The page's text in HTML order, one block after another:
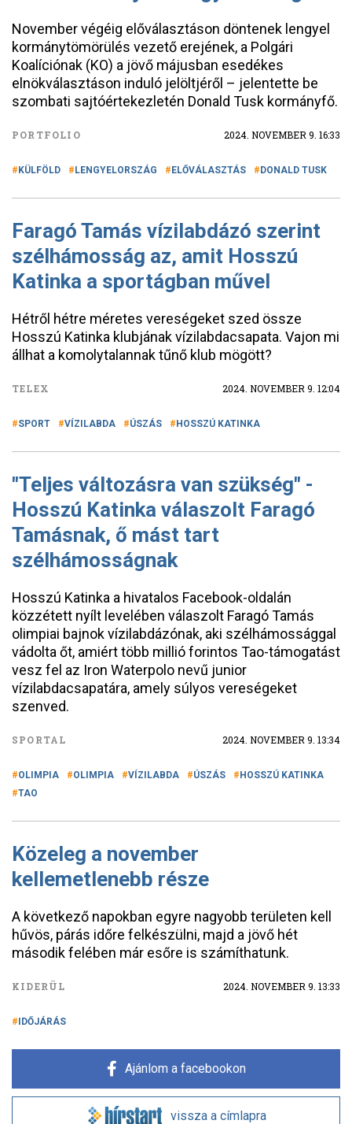
November végéig előválasztáson döntenek lengyel
kormánytömörülés vezető erejének, a Polgári
Koalíciónak (KO) a jövő májusban esedékes
elnökválasztáson induló jelöltjéről – jelentette be
szombati sajtóértekezletén Donald Tusk kormányfő.
PORTFOLIO 2024. NOVEMBER 9. 16:33
KÜLFÖLD LENGYELORSZÁG ELŐVÁLASZTÁS DONALD TUSK
Faragó Tamás vízilabdázó szerint
szélhámosság az, amit Hosszú
Katinka a sportágban művel
Hétről hétre méretes vereségeket szed össze
Hosszú Katinka klubjának vízilabdacsapata. Vajon mi
állhat a komolytalannak tűnő klub mögött?
TELEX 2024. NOVEMBER 9. 12:04
SPORT VÍZILABDA ÚSZÁS HOSSZÚ KATINKA
"Teljes változásra van szükség" -
Hosszú Katinka válaszolt Faragó
Tamásnak, ő mást tart
szélhámosságnak
Hosszú Katinka a hivatalos Facebook-oldalán
közzétett nyílt levelében válaszolt Faragó Tamás
olimpiai bajnok vízilabdázónak, aki szélhámossággal
vádolta őt, amiért több millió forintos Tao-támogatást
vesz fel az Iron Waterpolo nevű junior
vízilabdacsapatára, amely súlyos vereségeket
szenved.
SPORTAL 2024. NOVEMBER 9. 13:34
OLIMPIA OLIMPIA VÍZILABDA ÚSZÁS
HOSSZÚ KATINKA
TAO
Közeleg a november
kellemetlenebb része
A következő napokban egyre nagyobb területen kell
hűvös, párás időre felkészülni, majd a jövő hét
második felében már esőre is számíthatunk.
KIDERÜL 2024. NOVEMBER 9. 13:33
IDŐJÁRÁS
Ajánlom a facebookon
vissza a címlapra